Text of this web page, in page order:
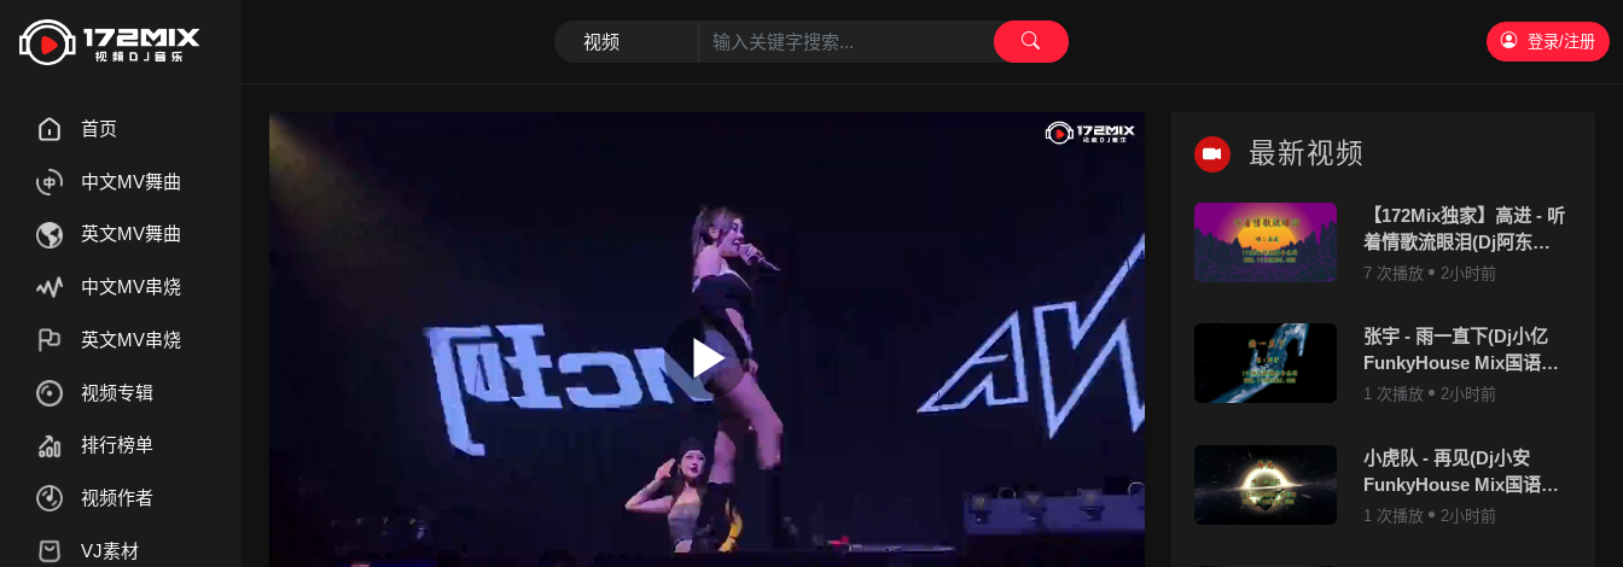
登录/注册
首页
中文MV舞曲
英文MV舞曲
中文MV串烧
英文MV串烧
视频专辑
排行榜单
视频作者
VJ素材
最新视频
【172Mix独家】高进 - 听
着情歌流眼泪(Dj阿东
FunkyHouse Mix国语男)
7 次播放 2小时前
张宇 - 雨一直下(Dj小亿
FunkyHouse Mix国语男)
咚鼓-v2
1 次播放 2小时前
小虎队 - 再见(Dj小安
FunkyHouse Mix国语男)
咚鼓
1 次播放 2小时前